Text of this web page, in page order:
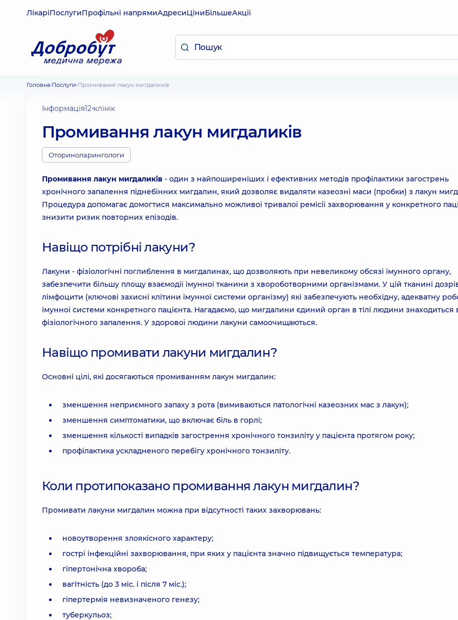
ЛікаріПослугиПрофільні напрямиАдресиЦіниБільшеАкції
Головна Послуги Промивання лакун мигдаликів
Інформація12 клінік
Промивання лакун мигдаликів
Оториноларингологи
Промивання лакун мигдаликів - один з найпоширеніших і ефективних методів профілактики загострень
хронічного запалення піднебінних мигдалин, який дозволяє видаляти казеозні маси (пробки) з лакун
Процедура допомагає домогтися максимально можливої тривалої ремісії захворювання у конкретного
знизити ризик повторних епізодів.
Навіщо потрібні лакуни?
Лакуни - фізіологічні поглиблення в мигдалинах, що дозволяють при невеликому обсязі імунного органу,
забезпечити більшу площу взаємодії імунної тканини з хвороботворними організмами. У цій тканині
лімфоцити (ключові захисні клітини імунної системи організму) які забезпечують необхідну, адекватну
імунної системи конкретного пацієнта. Нагадаємо, що мигдалини єдиний орган в тілі людини знаходиться
фізіологічного запалення. У здорової людини лакуни самоочищаються.
Навіщо промивати лакуни мигдалин?
Основні цілі, які досягаються промиванням лакун мигдалин:
зменшення неприємного запаху з рота (вимиваються патологічні казеозних мас з лакун);
зменшення симптоматики, що включає біль в горлі;
зменшення кількості випадків загострення хронічного тонзиліту у пацієнта протягом року;
профілактика ускладненого перебігу хронічного тонзиліту.
Коли протипоказано промивання лакун мигдалин?
Промивати лакуни мигдалин можна при відсутності таких захворювань:
новоутворення злоякісного характеру;
гострі інфекційні захворювання, при яких у пацієнта значно підвищується температура;
гіпертонічна хвороба;
вагітність (до 3 міс. і після 7 міс.);
гіпертермія невизначеного генезу;
туберкульоз;